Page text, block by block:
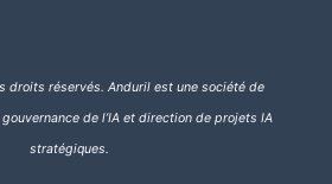
droits réservés. Anduril est une société de
de l’IA et direction de projets IA
stratégiques.